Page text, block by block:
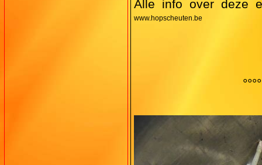
Alle info over deze
www.hopscheuten.be